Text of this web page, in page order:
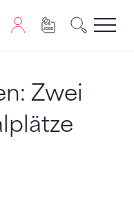
JavaScript benötigt.
Zwei